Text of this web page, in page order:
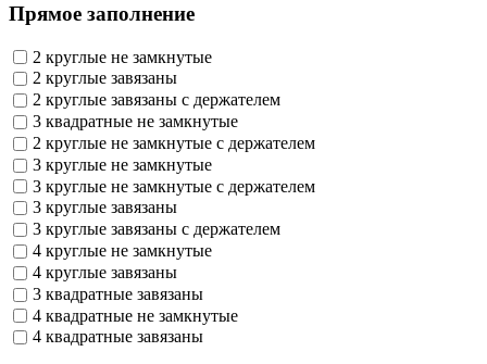
Прямое заполнение
2 круглые не замкнутые
2 круглые завязаны
2 круглые завязаны с держателем
3 квадратные не замкнутые
2 круглые не замкнутые с держателем
3 круглые не замкнутые
3 круглые не замкнутые с держателем
3 круглые завязаны
3 круглые завязаны с держателем
4 круглые не замкнутые
4 круглые завязаны
3 квадратные завязаны
4 квадратные не замкнутые
4 квадратные завязаны